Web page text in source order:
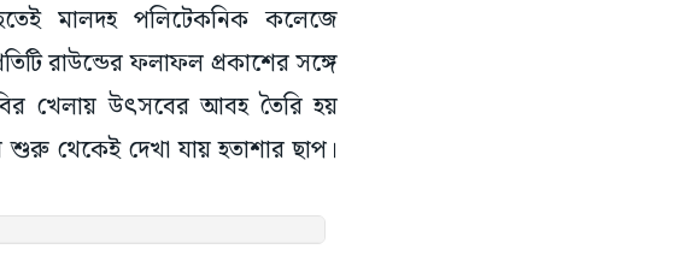
মালদহ পলিটেকনিক কলেজে
রাউন্ডের ফলাফল প্রকাশের সঙ্গে
খেলায় উৎসবের আবহ তৈরি হয়
থেকেই দেখা যায় হতাশার ছাপ।